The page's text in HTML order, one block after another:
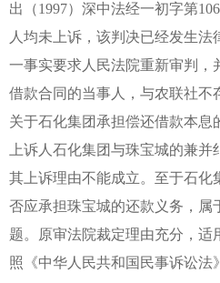
出（1997）深中法经一初字第
人均未上诉，该判决已经发生法
一事实要求人民法院重新审判，
借款合同的当事人，与农联社不
关于石化集团承担偿还借款本息
上诉人石化集团与珠宝城的兼并
其上诉理由不能成立。至于石化
否应承担珠宝城的还款义务，属
题。原审法院裁定理由充分，适
照《中华人民共和国民事诉讼法